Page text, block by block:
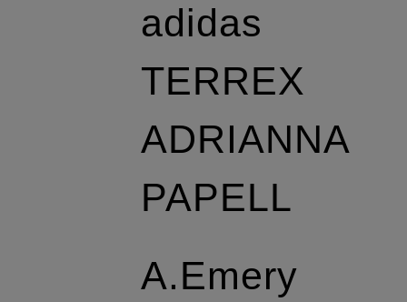
adidas
TERREX
ADRIANNA
PAPELL
A.Emery